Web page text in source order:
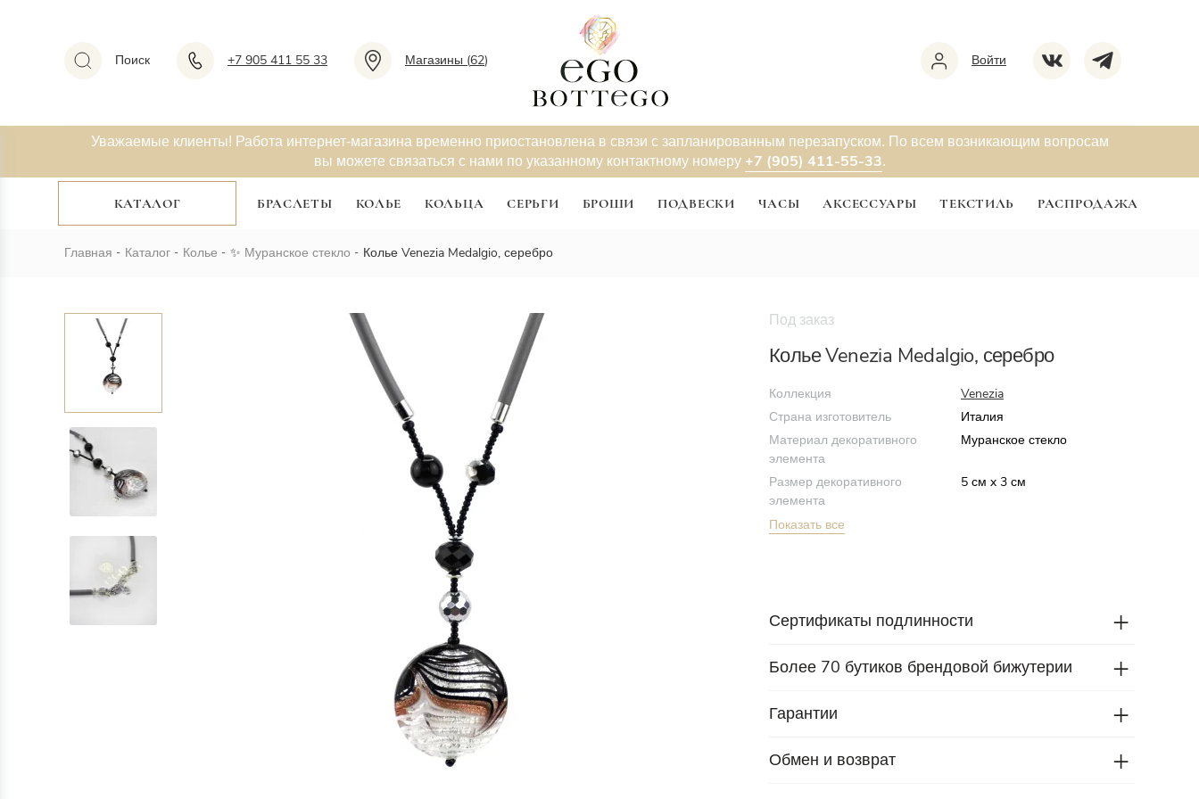
Поиск +7 905 411 55 33 Магазины (62) Войти
Уважаемые клиенты! Работа интернет-магазина временно приостановлена в связи с запланированным перезапуском. По всем возникающим вопросам
вы можете связаться с нами по указанному контактному номеру +7 (905) 411-55-33.
КАТАЛОГ БРАСЛЕТЫ КОЛЬЕ КОЛЬЦА СЕРЬГИ БРОШИ ПОДВЕСКИ ЧАСЫ АКСЕССУАРЫ ТЕКСТИЛЬ РАСПРОДАЖА
Главная Каталог Колье ✨ Муранское стекло Колье Venezia Medalgio, серебро
Под заказ
Колье Venezia Medalgio, серебро
Коллекция
Venezia
Страна изготовитель
Италия
Материал декоративного
элемента
Муранское стекло
Размер декоративного
элемента
5 см x 3 см
Показать все
Сертификаты подлинности
Более 70 бутиков брендовой бижутерии
Гарантии
Обмен и возврат